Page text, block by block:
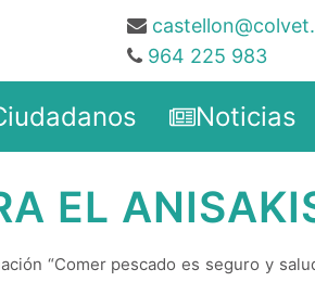
964 225 983
Noticias
EL
“Comer pescado es seguro y